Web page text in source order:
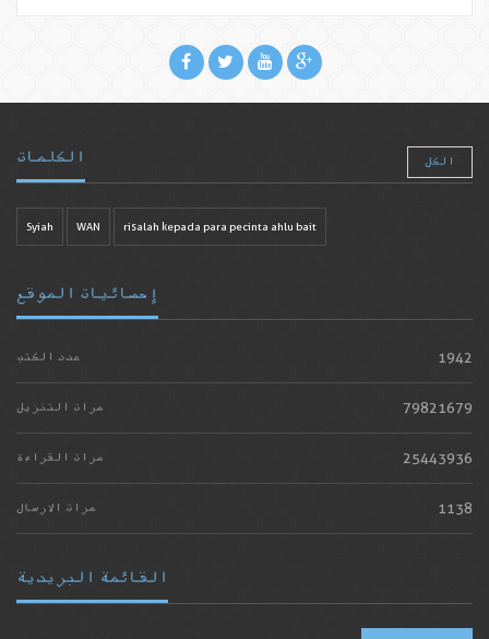
الكلمات الكل
Syiah WAN risalah kepada para pecinta ahlu bait
إحصائيات الموقع
عدد الكتب 1942
مرات التنزيل 79821679
مرات القراءة 25443936
مرات الارسال 1138
القائمة البريدية